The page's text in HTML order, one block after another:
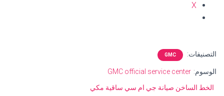
X
التصنيفات: GMC
الوسوم: GMC official service center
الخط الساخن صيانة جي ام سي ساقية مكي